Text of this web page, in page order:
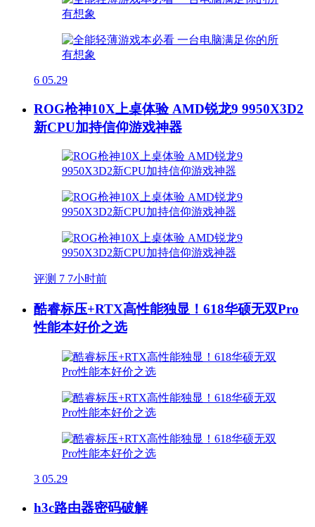
6 05.29
ROG枪神10X上桌体验 AMD锐龙9 9950X3D2
新CPU加持信仰游戏神器
评测 7 7小时前
酷睿标压+RTX高性能独显！618华硕无双Pro
性能本好价之选
3 05.29
h3c路由器密码破解